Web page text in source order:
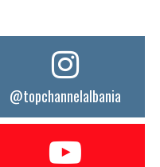
@topchannelalbania